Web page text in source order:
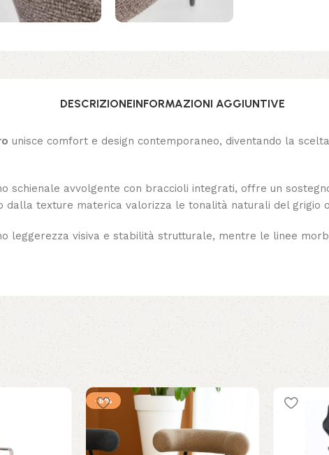
DESCRIZIONEINFORMAZIONI AGGIUNTIVE
unisce comfort e design contemporaneo, diventando la
schienale avvolgente con braccioli integrati, offre un
texture materica valorizza le tonalità naturali del grigio
leggerezza visiva e stabilità strutturale, mentre le linee
-8%